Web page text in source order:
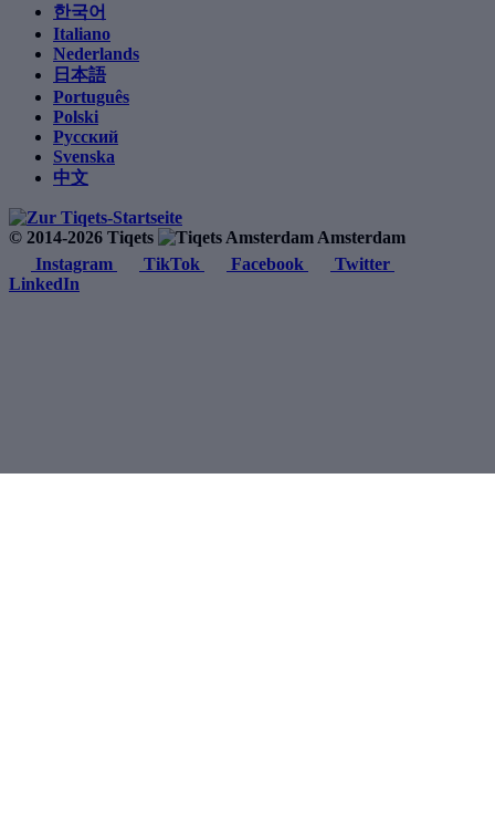
한국어
Italiano
Nederlands
日本語
Português
Polski
Русский
Svenska
中文
© 2014-2026 Tiqets
Amsterdam
Instagram
TikTok Facebook
Twitter
LinkedIn